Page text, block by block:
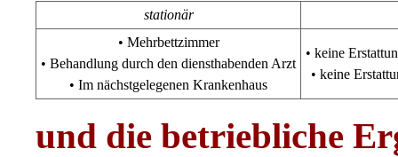
stationär
• Mehrbettzimmer
• Behandlung durch den diensthabenden Arzt
• Im nächstgelegenen Krankenhaus
• keine
• keine
und die betriebliche